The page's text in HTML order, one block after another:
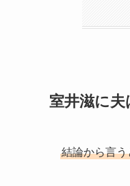
室井滋に夫
結論から言